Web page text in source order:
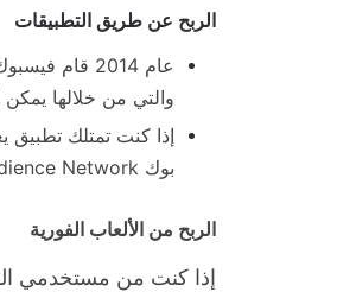
الربح عن طريق التطبيقات
عام 2014 قام فيسبوك بتوسيع مجاله بالاشتراك في شركة الاعلانات الخاصة به
والتي من خلالها
إذا كنت تمتلك تطبيق
بوك Network
الربح من الألعاب الفورية
إذا كنت من مستخدمي